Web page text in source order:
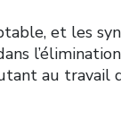
et les
au travail